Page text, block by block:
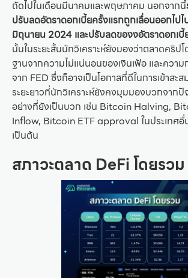
ถัดไปในเดือนมีนาคมและพฤษภาคม นอกจากนี้
ปรับลดอัตราดอกเบี้ยครั้งแรกถูกเลื่อนออกไป
มิถุนายน 2024 และปรับลดของงอัตราดอกเบี้
นั้นในระยะสั้นนักวิเคราะห์ยังมองว่าตลาดคริป
ฐานจากความไม่แน่นอนของเงินเฟ้อ และควา
จาก FED ซึ่งก็อาจเป็นโอกาสที่ดีในการเข้าสะส
ระยะยาวที่นักวิเคราะห์ยังคงมุมมองบวกจากปั
อย่างที่ยังเป็นบวก เช่น Bitcoin Halving,
Inflow, Bitcoin ETF approval ในประเทศอื่
เป็นต้น
สภาวะตลาด DeFi โดยรวม